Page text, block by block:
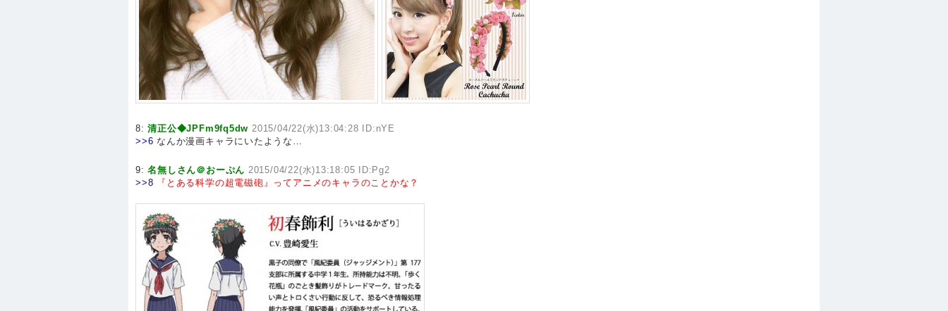
8:清正公◆JPFm9fq5dw 2015/04/22(水)13:04:28 ID:nYE
>>6 なんか漫画キャラにいたような…
9:名無しさん＠おーぷん 2015/04/22(水)13:18:05 ID:Pg2
>>8
『とある科学の超電磁砲』ってアニメのキャラのことかな？